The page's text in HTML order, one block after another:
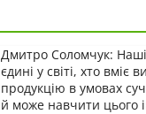
Дмитро Соломчук: Наші
єдині у світі, хто вміє
продукцію в умовах
й може навчити цього